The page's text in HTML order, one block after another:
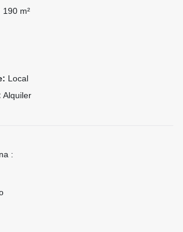
190 m²
Local
Alquiler
: